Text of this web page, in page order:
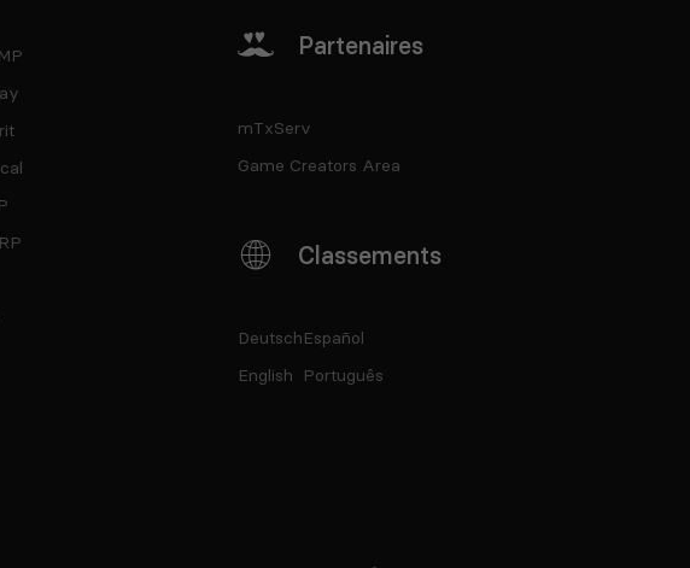
Partenaires
mTxServ
Game Creators Area
Classements
Deutsch
English
Español
Português